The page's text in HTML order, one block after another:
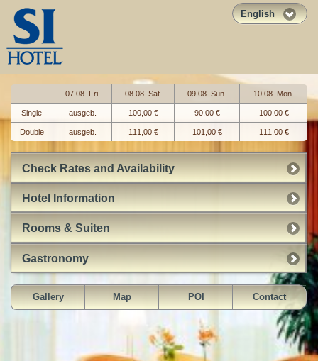
English
07.08. Fri. 08.08. Sat. 09.08. Sun. 10.08. Mon.
Single ausgeb. 100,00 € 90,00 € 100,00 €
Double ausgeb. 111,00 € 101,00 € 111,00 €
Check Rates and Availability
Hotel Information
Rooms & Suiten
Gastronomy
Gallery Map POI Contact